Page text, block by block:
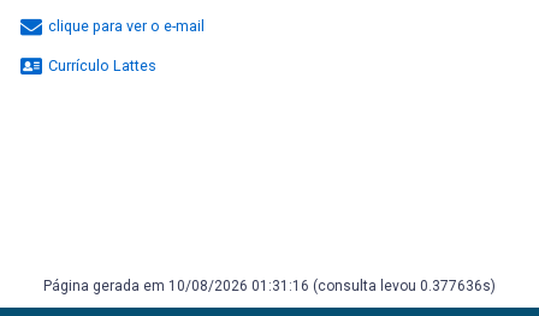
clique para ver o e-mail
Currículo Lattes
Página gerada em 10/08/2026 01:31:16 (consulta levou 0.377636s)